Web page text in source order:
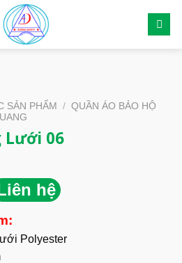
SẢN PHẨM / QUẦN ÁO BẢO HỘ
Lưới 06
hệ
Polyester